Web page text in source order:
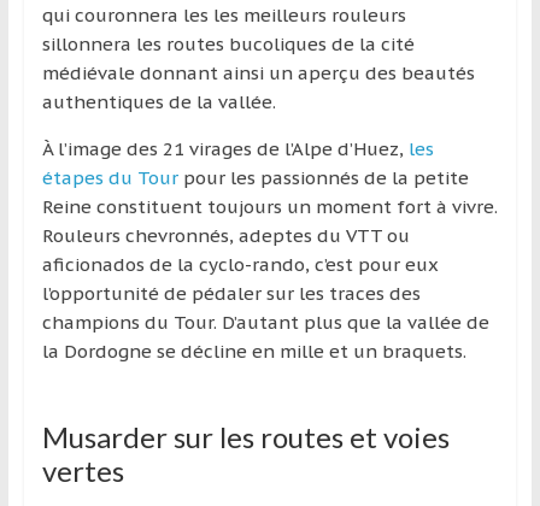
d’une
région
qui couronnera les les meilleurs rouleurs
sillonnera les routes bucoliques de la cité
médiévale donnant ainsi un aperçu des beautés
authentiques de la vallée.
À l’image des 21 virages de l’Alpe d’Huez, les
étapes du Tourpour les passionnés de la petite
Reine constituent toujours un moment fort à vivre.
Rouleurs chevronnés, adeptes du VTT ou
aficionados de la cyclo-rando, c’est pour eux
l’opportunité de pédaler sur les traces des
champions du Tour. D’autant plus que la vallée de
la Dordogne se décline en mille et un braquets.
Musarder sur les routes et voies
vertes